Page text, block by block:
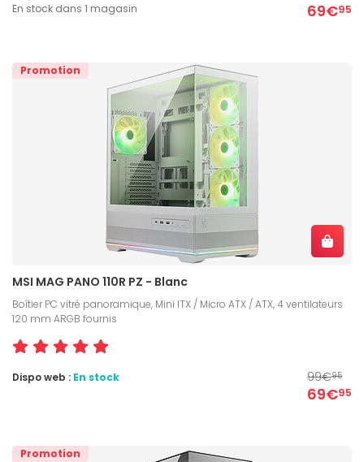
69€95
En stock dans 1 magasin
Promotion
MSI MAG PANO 110R PZ - Blanc
Boîtier PC vitré panoramique, Mini ITX / Micro ATX / ATX, 4 ventilateurs
120 mm ARGB fournis
99€95
69€95
Dispo web : En stock
Promotion